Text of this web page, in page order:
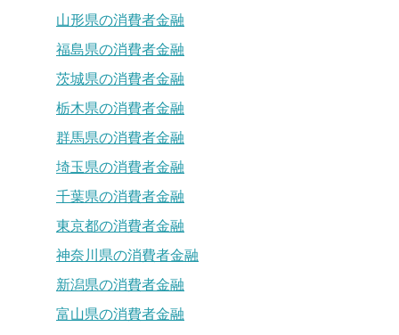
山形県の消費者金融
福島県の消費者金融
茨城県の消費者金融
栃木県の消費者金融
群馬県の消費者金融
埼玉県の消費者金融
千葉県の消費者金融
東京都の消費者金融
神奈川県の消費者金融
新潟県の消費者金融
富山県の消費者金融